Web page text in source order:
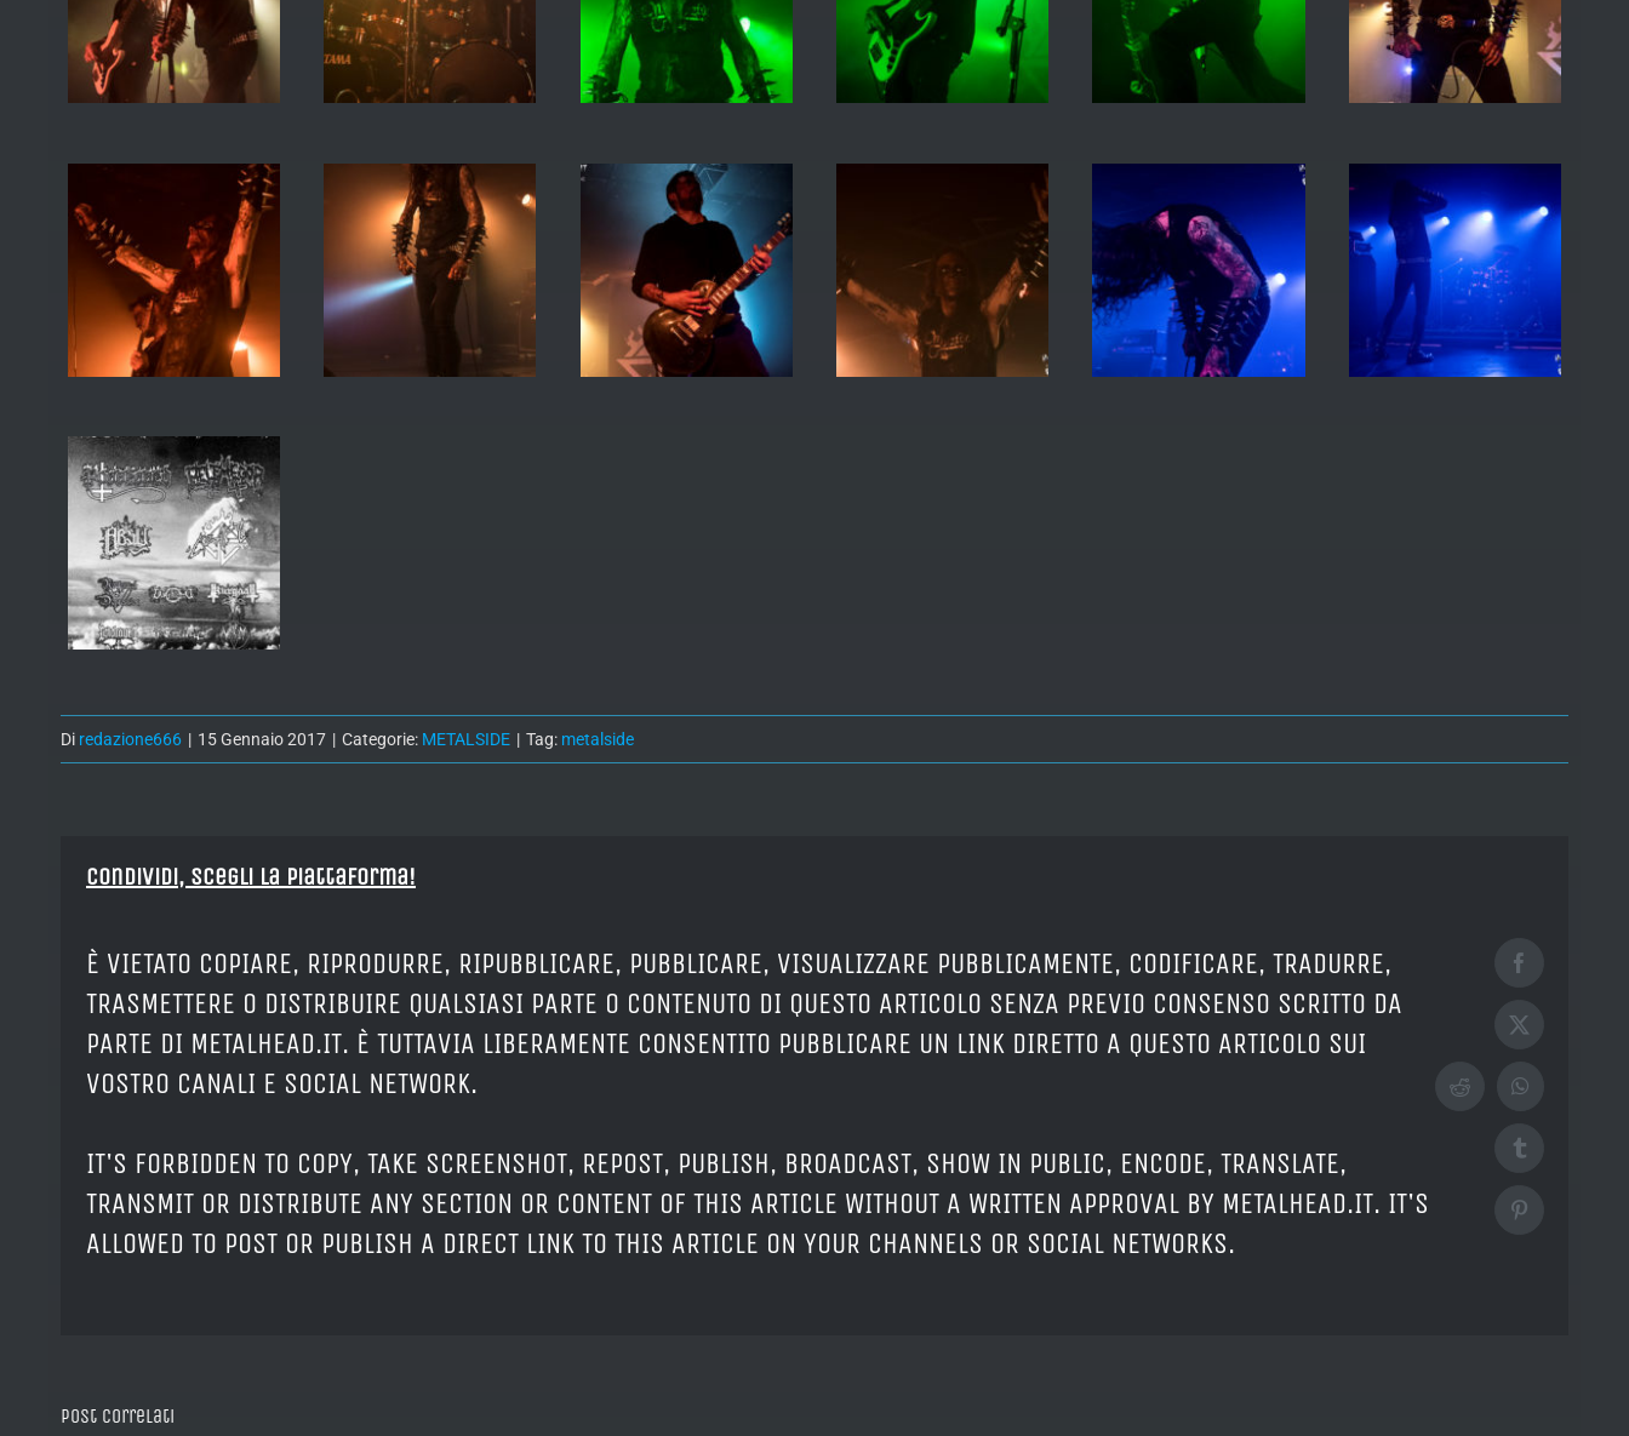
Di redazione666 | 15 Gennaio 2017 | Categorie: METALSIDE | Tag: metalside
Condividi, Scegli la piattaforma!
È VIETATO COPIARE, RIPRODURRE, RIPUBBLICARE, PUBBLICARE, VISUALIZZARE PUBBLICAMENTE, CODIFICARE, TRADURRE,
TRASMETTERE O DISTRIBUIRE QUALSIASI PARTE O CONTENUTO DI QUESTO ARTICOLO SENZA PREVIO CONSENSO SCRITTO DA
PARTE DI METALHEAD.IT. È TUTTAVIA LIBERAMENTE CONSENTITO PUBBLICARE UN LINK DIRETTO A QUESTO ARTICOLO SUI
VOSTRO CANALI E SOCIAL NETWORK.
IT'S FORBIDDEN TO COPY, TAKE SCREENSHOT, REPOST, PUBLISH, BROADCAST, SHOW IN PUBLIC, ENCODE, TRANSLATE,
TRANSMIT OR DISTRIBUTE ANY SECTION OR CONTENT OF THIS ARTICLE WITHOUT A WRITTEN APPROVAL BY METALHEAD.IT. IT'S
ALLOWED TO POST OR PUBLISH A DIRECT LINK TO THIS ARTICLE ON YOUR CHANNELS OR SOCIAL NETWORKS.
Facebook
X
RedditWhatsApp
Tumblr
Pinterest
Post correlati